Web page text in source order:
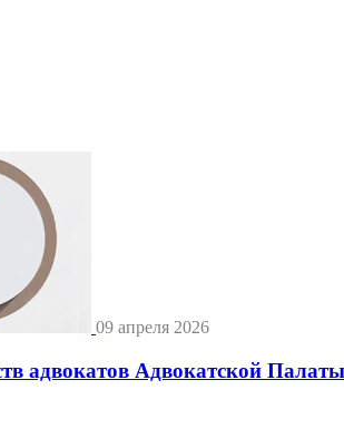
09 апреля 2026
адвокатов Адвокатской